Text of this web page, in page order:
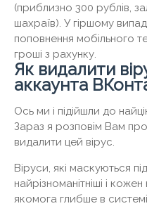
(приблизно 300 рублів,
шахраїв). У гіршому
поповнення мобільного
гроші з рахунку.
Як видалити
аккаунта
Ось ми і підійшли до
Зараз я розповім Вам
видалити цей вірус.
Віруси, які маскуються
найрізноманітніші і
якомога глибше в